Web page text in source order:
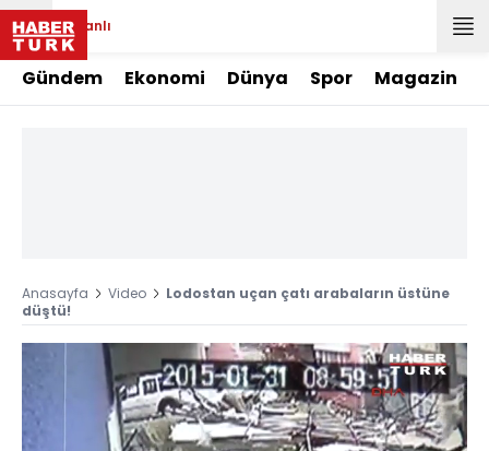
Canlı
Gündem Ekonomi Dünya Spor Magazin
Anasayfa Video
Lodostan uçan çatı arabaların üstüne
düştü!